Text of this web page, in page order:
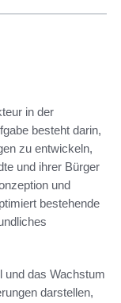
in der
besteht darin,
zu entwickeln,
und ihrer Bürger
und
bestehende
und das Wachstum
darstellen,